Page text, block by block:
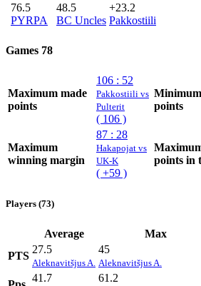
76.5
PYRPA
48.5
BC Uncles
+23.2
Pakkostiili
Games 78
Maximum made
points
106 : 52
Pakkostiili vs
Pulterit
( 106 )
points
Maximum
winning margin
87 : 28
Hakapojat vs
UK-K
( +59 )
points in
Players (73)
Average Max
PTS
27.5
Aleknavitšjus A.
45
Aleknavitšjus A.
41.7 61.2